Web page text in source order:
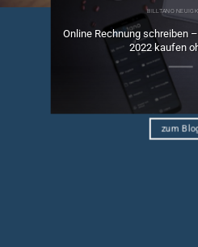
BILLTANO
Online Rechnung schreiben
2022 kaufen
zum